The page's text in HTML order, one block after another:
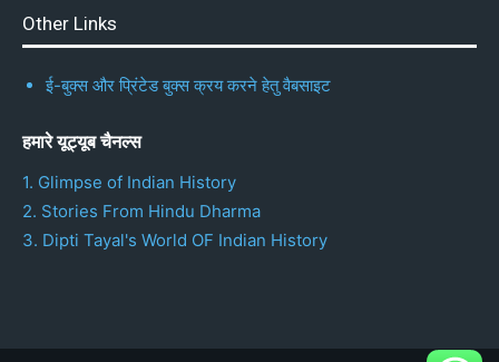
Other Links
ई-बुक्स और प्रिंटेड बुक्स क्रय करने हेतु वैबसाइट
हमारे यूट्यूब चैनल्स
1. Glimpse of Indian History
2. Stories From Hindu Dharma
3. Dipti Tayal's World OF Indian History